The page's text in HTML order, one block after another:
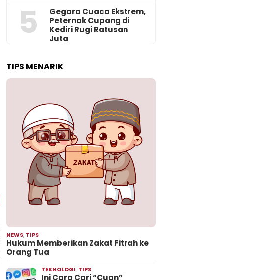
5
‎Gegara Cuaca Ekstrem,
Peternak Cupang di
Kediri Rugi Ratusan
Juta
TIPS MENARIK
NEWS, TIPS
Hukum Memberikan Zakat Fitrah ke
Orang Tua
TEKNOLOGI, TIPS
Ini Cara Cari “Cuan”